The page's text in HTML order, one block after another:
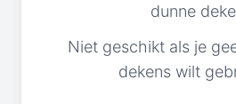
dunne
Niet geschikt als je
dekens wilt